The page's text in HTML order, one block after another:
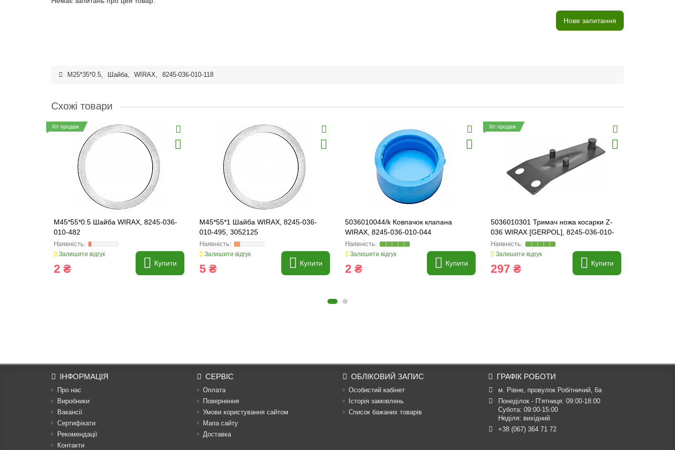
Нове запитання
M25*35*0.5, Шайба, WIRAX, 8245-036-010-118
Схожі товари
Хіт продаж
M45*55*0.5 Шайба WIRAX, 8245-036-
010-482
Залишити відгук
2 ₴ Купити
M45*55*1 Шайба WIRAX, 8245-036-
010-495, 3052125
Залишити відгук
5 ₴ Купити
5036010044/k Ковпачок клапана
WIRAX, 8245-036-010-044
Залишити відгук
2 ₴ Купити
Хіт продаж
5036010301 Тримач ножа косарки Z-
036 WIRAX [GERPOL], 8245-036-010-
309
Залишити відгук
297 ₴ Купити
ІНФОРМАЦІЯ
Про нас
Виробники
Вакансії
Сертифікати
Рекомендації
Контакти
СЕРВІС
Оплата
Повернення
Умови користування сайтом
Мапа сайту
Доставка
ОБЛІКОВИЙ ЗАПИС
Особистий кабінет
Історія замовлень
Список бажаних товарів
ГРАФІК РОБОТИ
м. Рівне, провулок Робітничий, 6а
Понеділок - П’ятниця: 09:00-18:00
Субота: 09:00-15:00
Неділя: вихідний
+38 (067) 364 71 72